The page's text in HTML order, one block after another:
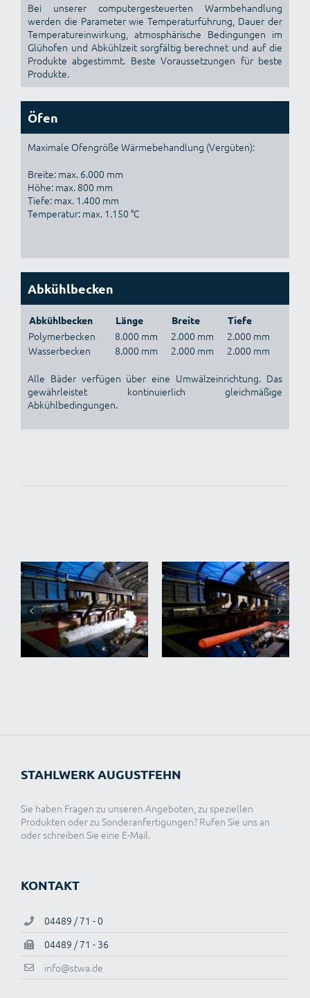
Bei unserer computergesteuerten Warmbehandlung
werden die Parameter wie Temperaturführung, Dauer der
Temperatureinwirkung, atmosphärische Bedingungen im
Glühofen und Abkühlzeit sorgfältig berechnet und auf die
Produkte abgestimmt. Beste Voraussetzungen für beste
Produkte.
Öfen
Maximale Ofengröße Wärmebehandlung (Vergüten):
Breite: max. 6.000 mm
Höhe: max. 800 mm
Tiefe: max. 1.400 mm
Temperatur: max. 1.150 °C
Abkühlbecken
Abkühlbecken Länge Breite Tiefe
Polymerbecken 8.000 mm 2.000 mm
2.000 mm
Wasserbecken
8.000 mm 2.000 mm
2.000 mm
Alle Bäder verfügen über eine Umwälzeinrichtung. Das
gewährleistet kontinuierlich gleichmäßige
Abkühlbedingungen.
STAHLWERK AUGUSTFEHN
Sie haben Fragen zu unseren Angeboten, zu speziellen
Produkten oder zu Sonderanfertigungen? Rufen Sie uns an
oder schreiben Sie eine E-Mail.
KONTAKT
04489 / 71 - 0
04489 / 71 - 36
info@stwa.de